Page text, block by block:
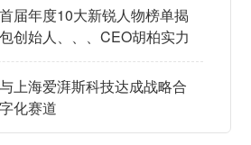
届年度10大新锐人物榜单揭
始人、、、CEO胡柏实力
上海爱湃斯科技达成战略合
化赛道